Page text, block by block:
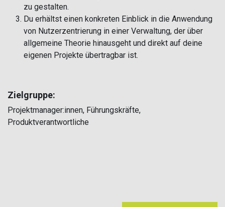
zu gestalten.
Du erhältst einen konkreten Einblick in die Anwendung
von Nutzerzentrierung in einer Verwaltung, der über
allgemeine Theorie hinausgeht und direkt auf deine
eigenen Projekte übertragbar ist.
Zielgruppe:
Projektmanager:innen, Führungskräfte,
Produktverantwortliche